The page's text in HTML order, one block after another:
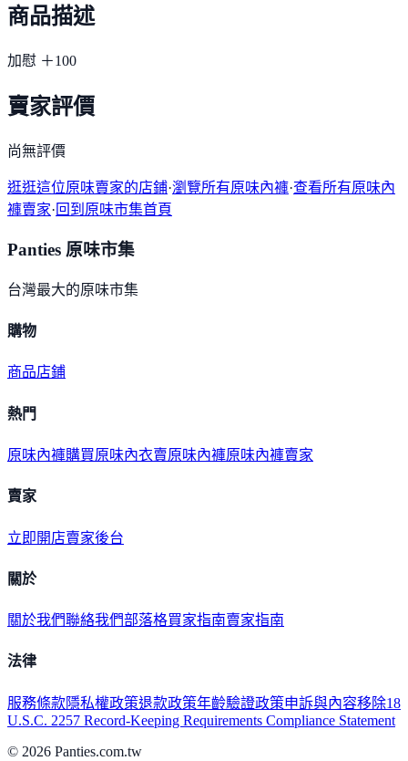
商品描述
加慰 ＋100
賣家評價
尚無評價
逛逛這位原味賣家的店鋪·瀏覽所有原味內褲·查看所有原味內
褲賣家·回到原味市集首頁
Panties 原味市集
台灣最大的原味市集
購物
商品店鋪
熱門
原味內褲購買原味內衣賣原味內褲原味內褲賣家
賣家
立即開店賣家後台
關於
關於我們聯絡我們部落格買家指南賣家指南
法律
服務條款隱私權政策退款政策年齡驗證政策申訴與內容移除18
U.S.C. 2257 Record-Keeping Requirements Compliance Statement
© 2026 Panties.com.tw